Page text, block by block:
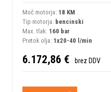
Moč motorja: 18 KM
Tip motorja: bencinski
Max. tlak: 160 bar
Pretok olja: 1x20-40 l/min
6.172,86 € brez DDV